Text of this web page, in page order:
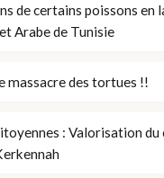
de certains poissons en
Arabe de Tunisie
massacre des tortues !!
: Valorisation du